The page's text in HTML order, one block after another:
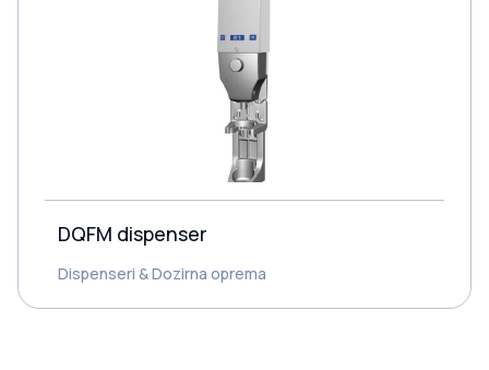
DQFM dispenser
Dispenseri & Dozirna oprema